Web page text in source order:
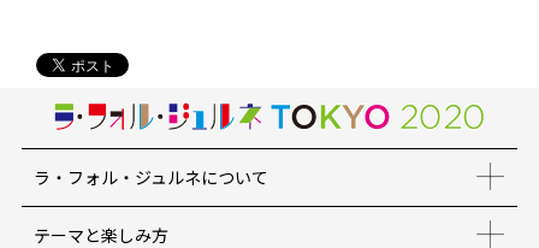
ラ・フォル・ジュルネについて
テーマと楽しみ方